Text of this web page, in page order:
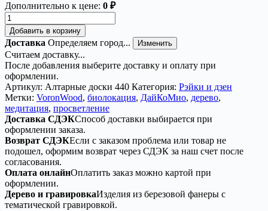
Дополнительно к цене: 0 ₽
Количество
товара
Дай
Ко
Мио
—
черный
Рэйки
Добавить в корзину
Доставка Определяем город... Изменить
Считаем доставку...
После добавления выберите доставку и оплату при
оформлении.
Артикул: Алтарные доски 440 Категория: Рэйки и дзен
Метки: VoronWood, биолокация, ДайКоМио, дерево,
медитация, просветление
Доставка СДЭКСпособ доставки выбирается при
оформлении заказа.
Возврат СДЭКЕсли с заказом проблема или товар не
подошел, оформим возврат через СДЭК за наш счет после
согласования.
Оплата онлайнОплатить заказ можно картой при
оформлении.
Дерево и гравировкаИзделия из березовой фанеры с
тематической гравировкой.